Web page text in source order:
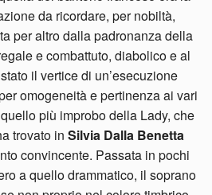
da ricordare, per nobiltà,
per altro dalla padronanza della
e combattuto, diabolico e al
il vertice di un’esecuzione
omogeneità e pertinenza ai vari
più improbo della Lady, che
trovato in Silvia Dalla Benetta
convincente. Passata in pochi
a quello drammatico, il soprano